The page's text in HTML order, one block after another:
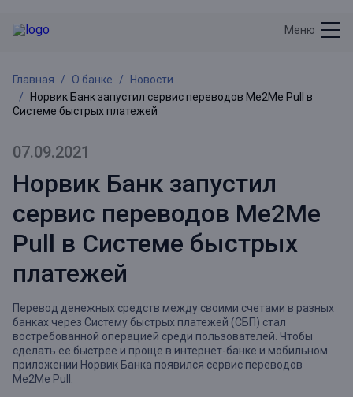
Меню
Главная О банке
Новости
Норвик Банк запустил сервис переводов Me2Me Pull в
Системе быстрых платежей
07.09.2021
Норвик Банк запустил
сервис переводов Me2Me
Pull в Системе быстрых
платежей
Перевод денежных средств между своими счетами в разных
банках через Систему быстрых платежей (СБП) стал
востребованной операцией среди пользователей. Чтобы
сделать ее быстрее и проще в интернет-банке и мобильном
приложении Норвик Банка появился сервис переводов
Me2Me Pull.